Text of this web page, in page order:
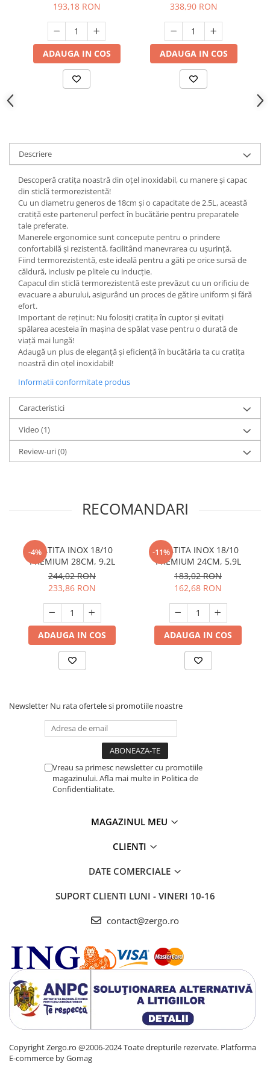
Suporturi si servetele
Tacamuri si seturi
Taietoare manuale
Termosuri si cani termos
Tigai si seturi
Tocatoare de bucatarie
Ustensile ornare prajituri
Vaze si boluri decorative
Vesela unica folosinta
Uscatoare de rufe
193,18 RON
ADAUGA IN COS
338,90 RON
ADAUGA IN COS
Descriere
Descoperă cratița noastră din oțel inoxidabil, cu manere și capac
din sticlă termorezistentă!
Cu un diametru generos de 18cm și o capacitate de 2.5L, această
cratiță este partenerul perfect în bucătărie pentru preparatele
tale preferate.
Manerele ergonomice sunt concepute pentru o prindere
confortabilă și rezistentă, facilitând manevrarea cu ușurință.
Fiind termorezistentă, este ideală pentru a găti pe orice sursă de
căldură, inclusiv pe plitele cu inducție.
Capacul din sticlă termorezistentă este prevăzut cu un orificiu de
evacuare a aburului, asigurând un proces de gătire uniform și fără
efort.
Important de reținut: Nu folosiți cratița în cuptor și evitați
spălarea acesteia în mașina de spălat vase pentru o durată de
viață mai lungă!
Adaugă un plus de eleganță și eficiență în bucătăria ta cu cratița
noastră din oțel inoxidabil!
Informatii conformitate produs
Caracteristici
Video (1)
Review-uri(0)
RECOMANDARI
-4%
CRATITA INOX 18/10
PREMIUM 28CM, 9.2L
244,02 RON
233,86 RON
ADAUGA IN COS
-11%
CRATITA INOX 18/10
PREMIUM 24CM, 5.9L
183,02 RON
162,68 RON
ADAUGA IN COS
Newsletter Nu rata ofertele si promotiile noastre
Vreau sa primesc newsletter cu promotiile
magazinului. Afla mai multe in Politica de
Confidentialitate.
MAGAZINUL MEU
CLIENTI
DATE COMERCIALE
SUPORT CLIENTI LUNI - VINERI 10-16
contact@zergo.ro
Copyright Zergo.ro @2006-2024 Toate drepturile rezervate. Platforma
E-commerce by Gomag